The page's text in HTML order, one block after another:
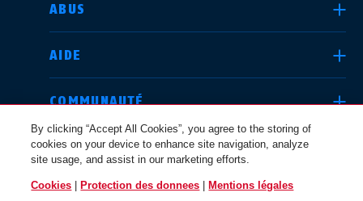
ABUS
AIDE
COMMUNAUTÉ
QUESTIONS JURIDIQUES
CHOISIR UN PAYS
Deutschland
By clicking “Accept All Cookies”, you agree to the storing of
cookies on your device to enhance site navigation, analyze
site usage, and assist in our marketing efforts.
Cookies Protection des donnees Mentions légales